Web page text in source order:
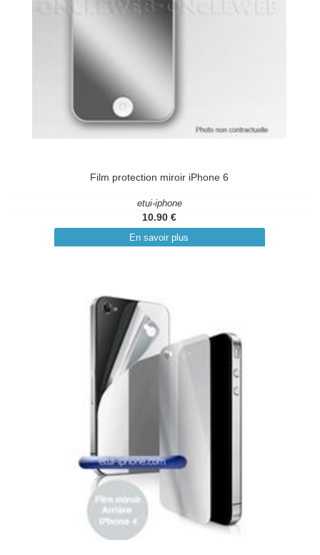
Film protection miroir iPhone 6
etui-iphone
10.90 €
En savoir plus